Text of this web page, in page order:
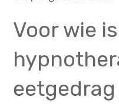
Voor wie is